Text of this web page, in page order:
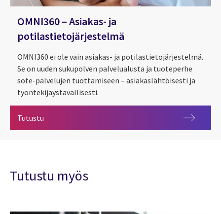
OMNI360 – Asiakas- ja
potilastietojärjestelmä
OMNI360 ei ole vain asiakas- ja potilastietojärjestelmä.
Se on uuden sukupolven palvelualusta ja tuoteperhe
sote-palvelujen tuottamiseen – asiakaslähtöisesti ja
työntekijäystävällisesti.
Tutustu OMNI360 – Asiakas- ja potilastietojärjestelmä
Tutustu myös